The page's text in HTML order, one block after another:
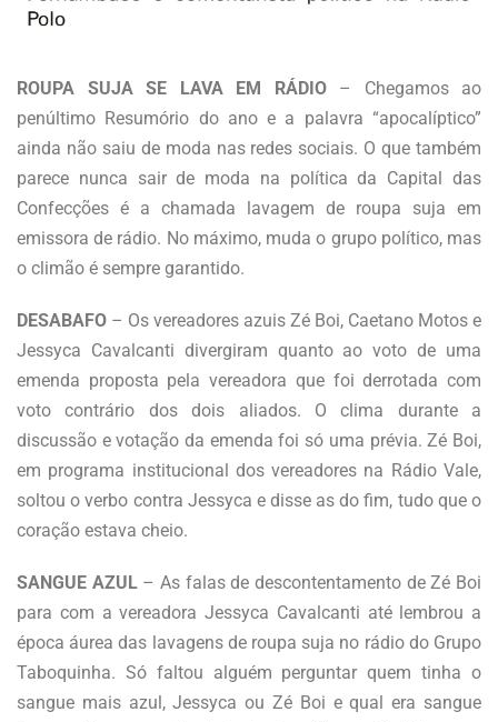
ROUPA SUJA SE LAVA EM RÁDIO– Chegamos ao
penúltimo Resumório do ano e a palavra “apocalíptico”
ainda não saiu de moda nas redes sociais. O que também
parece nunca sair de moda na política da Capital das
Confecções é a chamada lavagem de roupa suja em
emissora de rádio. No máximo, muda o grupo político, mas
o climão é sempre garantido.
DESABAFO – Os vereadores azuis Zé Boi, Caetano Motos e
Jessyca Cavalcanti divergiram quanto ao voto de uma
emenda proposta pela vereadora que foi derrotada com
voto contrário dos dois aliados. O clima durante a
discussão e votação da emenda foi só uma prévia. Zé Boi,
em programa institucional dos vereadores na Rádio Vale,
soltou o verbo contra Jessyca e disse as do fim, tudo que o
coração estava cheio.
SANGUE AZUL– As falas de descontentamento de Zé Boi
para com a vereadora Jessyca Cavalcanti até lembrou a
época áurea das lavagens de roupa suja no rádio do Grupo
Taboquinha. Só faltou alguém perguntar quem tinha o
sangue mais azul, Jessyca ou Zé Boi e qual era sangue